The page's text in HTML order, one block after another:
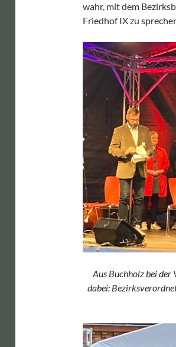
wahr, mit dem
Friedhof IX zu
Aus Buchholz bei
dabei: